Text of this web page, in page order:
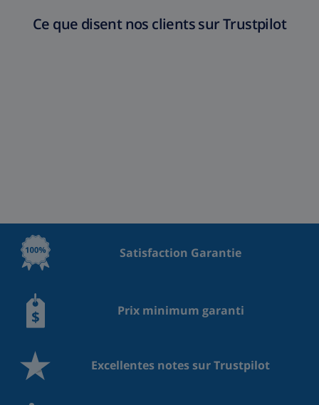
Ce que disent nos clients sur Trustpilot
Satisfaction Garantie
Prix minimum garanti
Excellentes notes sur Trustpilot